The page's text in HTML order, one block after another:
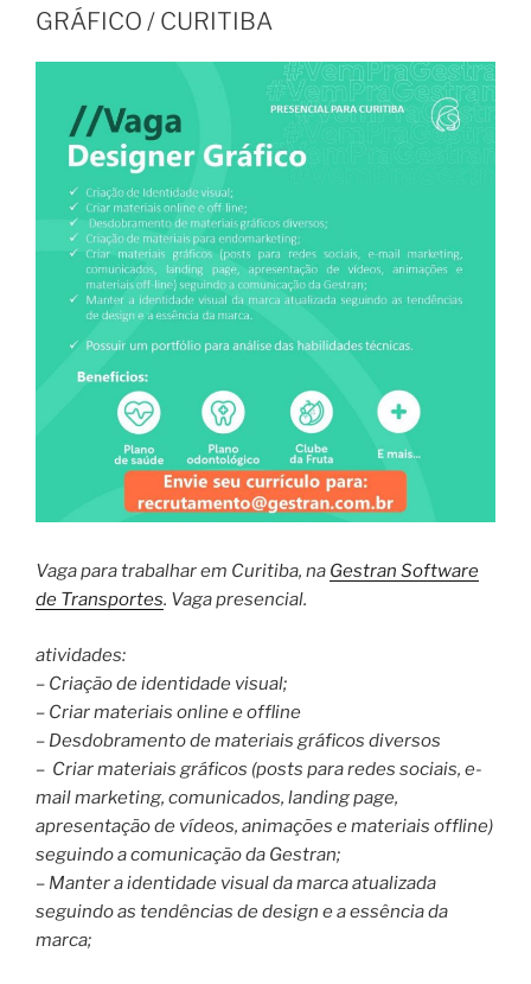
GRÁFICO / CURITIBA
Vaga para trabalhar em Curitiba, na Gestran Software
de Transportes. Vaga presencial.
atividades:
– Criação de identidade visual;
– Criar materiais online e offline
– Desdobramento de materiais gráficos diversos
– Criar materiais gráficos (posts para redes sociais, e-
mail marketing, comunicados, landing page,
apresentação de vídeos, animações e materiais offline)
seguindo a comunicação da Gestran;
– Manter a identidade visual da marca atualizada
seguindo as tendências de design e a essência da
marca;